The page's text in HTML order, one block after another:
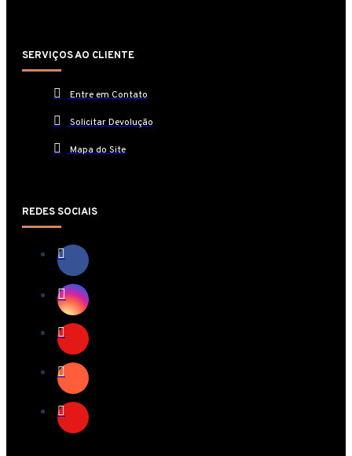
SERVIÇOS AO CLIENTE
Entre em Contato
Solicitar Devolução
Mapa do Site
REDES SOCIAIS